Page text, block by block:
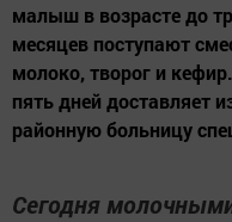
малыш в возрасте до
месяцев поступают
молоко, творог и
пять дней доставляет
районную больницу
Сегодня